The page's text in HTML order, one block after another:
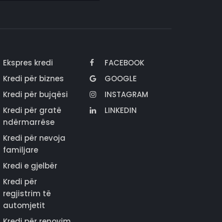
Ekspres kredi
Kredi për biznes
Kredi për bujqësi
Kredi për gratë
ndërmarrëse
Kredi për nevoja
familjare
Kredi e gjelbër
Kredi për
regjistrim të
automjetit
FACEBOOK
GOOGLE
INSTAGRAM
LINKEDIN